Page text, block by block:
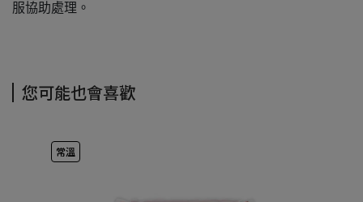
服協助處理。
您可能也會喜歡
常溫